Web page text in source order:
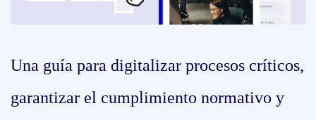
Una guía para digitalizar procesos críticos,
garantizar el cumplimiento normativo y